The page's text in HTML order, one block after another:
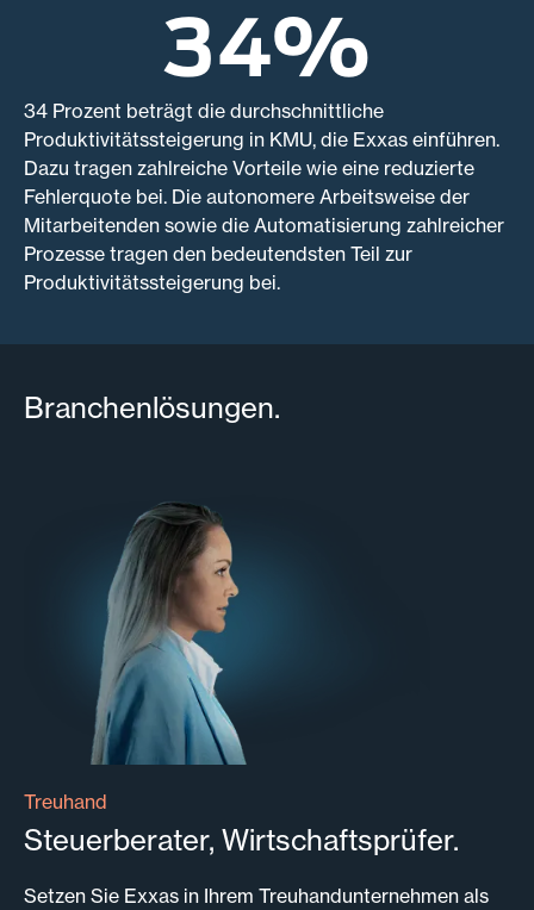
34%
34 Prozent beträgt die durchschnittliche
Produktivitätssteigerung in KMU, die Exxas einführen.
Dazu tragen zahlreiche Vorteile wie eine reduzierte
Fehlerquote bei. Die autonomere Arbeitsweise der
Mitarbeitenden sowie die Automatisierung zahlreicher
Prozesse tragen den bedeutendsten Teil zur
Produktivitätssteigerung bei.
Branchenlösungen.
Treuhand
Steuerberater, Wirtschaftsprüfer.
Setzen Sie Exxas in Ihrem Treuhandunternehmen als